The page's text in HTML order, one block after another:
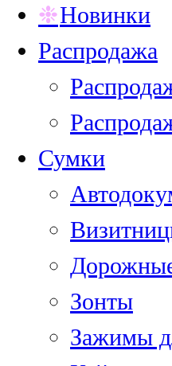
Новинки
Распродажа
Сумки
Зонты
Зажимы